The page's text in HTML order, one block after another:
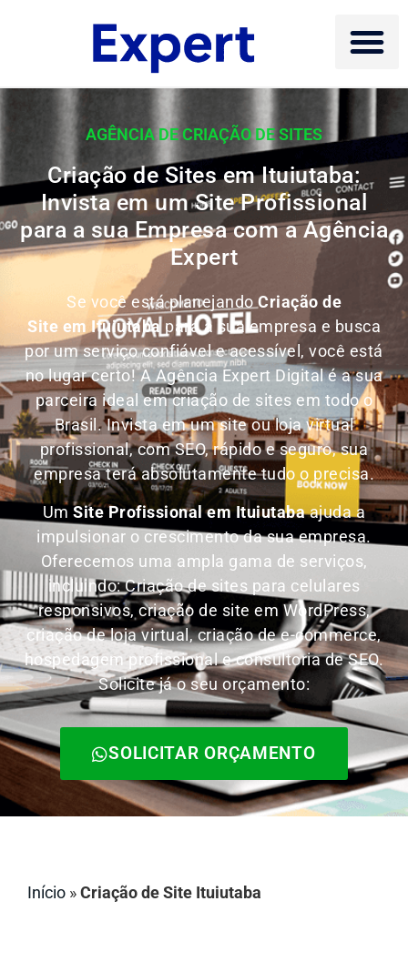
AGÊNCIA DE CRIAÇÃO DE SITES
Criação de Sites em Ituiutaba:
Invista em um Site Profissional
para a sua Empresa com a Agência
Expert
Se você está planejandoCriação de
Site em Ituiutaba para a sua empresa e busca
por um serviço confiável e acessível, você está
no lugar certo! A Agência Expert Digital é a sua
parceira ideal em criação de sites em todo o
Brasil.Invista em um site ou loja virtual
profissional, com SEO, rápido e seguro, sua
empresa terá absolutamente tudo o precisa.
UmSite Profissional em Ituiutabaajuda a
impulsionar o crescimento da sua empresa.
Oferecemos uma ampla gama de serviços,
incluindo: Criação de sites para celulares
responsivos, criação de site em WordPress,
criação de loja virtual, criação de e-commerce,
hospedagem profissional e consultoria de SEO.
Solicite já o seu orçamento:
SOLICITAR ORÇAMENTO
Início »Criação de Site Ituiutaba